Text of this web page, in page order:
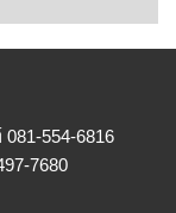
554-6816
7680